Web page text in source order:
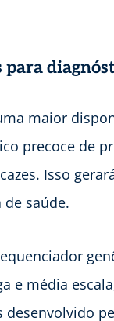
maior
precoce de
Isso
saúde.
e média